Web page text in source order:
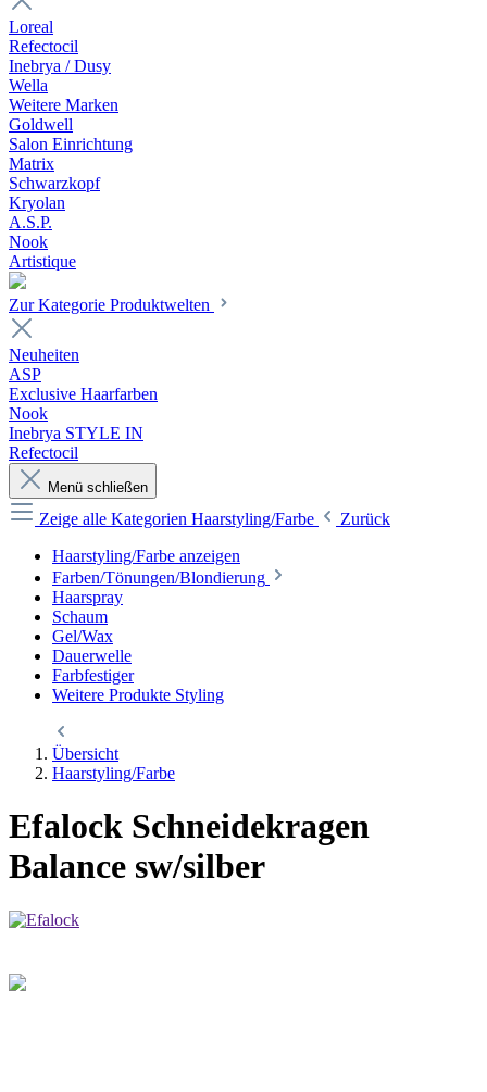
Loreal
Refectocil
Inebrya / Dusy
Wella
Weitere Marken
Goldwell
Salon Einrichtung
Matrix
Schwarzkopf
Kryolan
A.S.P.
Nook
Artistique
Zur Kategorie Produktwelten
Neuheiten
ASP
Exclusive Haarfarben
Nook
Inebrya STYLE IN
Refectocil
Menü schließen
Zeige alle Kategorien Haarstyling/Farbe
Zurück
Haarstyling/Farbe anzeigen
Farben/Tönungen/Blondierung
Haarspray
Schaum
Gel/Wax
Dauerwelle
Farbfestiger
Weitere Produkte Styling
Übersicht
Haarstyling/Farbe
Efalock Schneidekragen
Balance sw/silber